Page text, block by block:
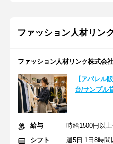
ファッション人材リン
ファッション人材リンク株式会
【アパレル
台/サンプル
給与
時給1500円以
シフト
週5日 1日8時間